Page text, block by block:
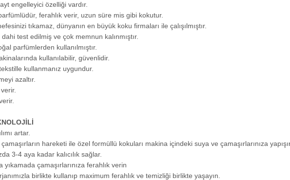
engelleyici özelliği vardır.
ferahlık verir, uzun süre mis gibi kokutur.
tıkamaz, dünyanın en büyük koku firmaları ile çalışılmıştır.
test edilmiş ve çok memnun kalınmıştır.
parfümlerden kullanılmıştır.
kullanılabilir, güvenlidir.
kullanmanız uygundur.
azaltır.
artar.
hareketi ile özel formüllü kokuları makina içindeki suya ve çamaşırlarınıza
3-4 aya kadar kalıcılık sağlar.
yıkamada çamaşırlarınıza ferahlık verin
birlikte kullanıp maximum ferahlık ve temizliği birlikte yaşayın.